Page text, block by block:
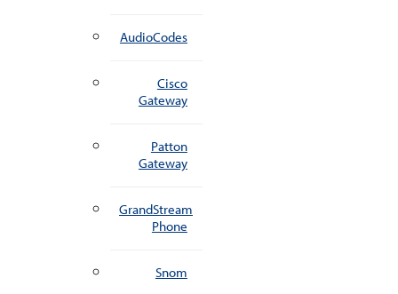
AudioCodes
Cisco
Gateway
Patton
Gateway
GrandStream
Phone
Snom